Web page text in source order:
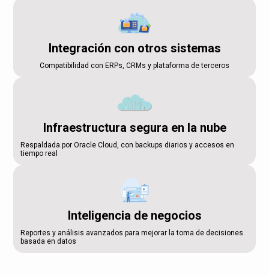
Integración con otros sistemas
Compatibilidad con ERPs, CRMs y plataforma de terceros
Infraestructura segura en la nube
Respaldada por Oracle Cloud, con backups diarios y accesos en
tiempo real
Inteligencia de negocios
Reportes y análisis avanzados para mejorar la toma de decisiones
basada en datos